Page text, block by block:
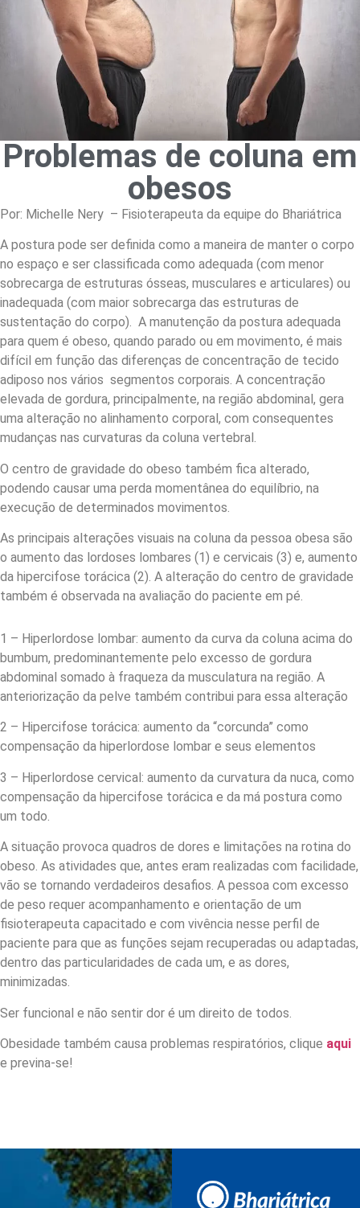
Problemas de coluna em
obesos
Por: Michelle Nery – Fisioterapeuta da equipe do Bhariátrica
A postura pode ser definida como a maneira de manter o corpo
no espaço e ser classificada como adequada (com menor
sobrecarga de estruturas ósseas, musculares e articulares) ou
inadequada (com maior sobrecarga das estruturas de
sustentação do corpo). A manutenção da postura adequada
para quem é obeso, quando parado ou em movimento, é mais
difícil em função das diferenças de concentração de tecido
adiposo nos vários segmentos corporais. A concentração
elevada de gordura, principalmente, na região abdominal, gera
uma alteração no alinhamento corporal, com consequentes
mudanças nas curvaturas da coluna vertebral.
O centro de gravidade do obeso também fica alterado,
podendo causar uma perda momentânea do equilíbrio, na
execução de determinados movimentos.
As principais alterações visuais na coluna da pessoa obesa são
o aumento das lordoses lombares (1) e cervicais (3) e, aumento
da hipercifose torácica (2). A alteração do centro de gravidade
também é observada na avaliação do paciente em pé.
1 – Hiperlordose lombar: aumento da curva da coluna acima do
bumbum, predominantemente pelo excesso de gordura
abdominal somado à fraqueza da musculatura na região. A
anteriorização da pelve também contribui para essa alteração
2 – Hipercifose torácica: aumento da “corcunda” como
compensação da hiperlordose lombar e seus elementos
3 – Hiperlordose cervical: aumento da curvatura da nuca, como
compensação da hipercifose torácica e da má postura como
um todo.
A situação provoca quadros de dores e limitações na rotina do
obeso. As atividades que, antes eram realizadas com facilidade,
vão se tornando verdadeiros desafios. A pessoa com excesso
de peso requer acompanhamento e orientação de um
fisioterapeuta capacitado e com vivência nesse perfil de
paciente para que as funções sejam recuperadas ou adaptadas,
dentro das particularidades de cada um, e as dores,
minimizadas.
Ser funcional e não sentir dor é um direito de todos.
Obesidade também causa problemas respiratórios, clique aqui
e previna-se!